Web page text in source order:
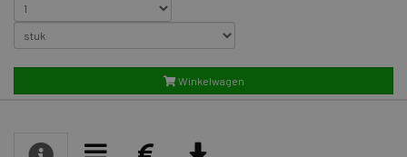
Winkelwagen